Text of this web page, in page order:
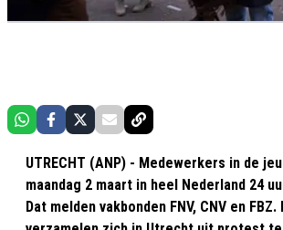
UTRECHT (ANP) - Medewerkers in de
maandag 2 maart in heel Nederland 24
Dat melden vakbonden FNV, CNV en